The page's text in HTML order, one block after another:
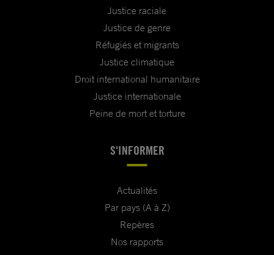
Justice raciale
Justice de genre
Réfugiés et migrants
Justice climatique
Droit international humanitaire
Justice internationale
Peine de mort et torture
S'INFORMER
Actualités
Par pays (A à Z)
Repères
Nos rapports